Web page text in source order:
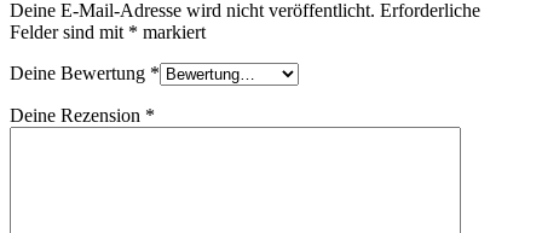
Deine E-Mail-Adresse wird nicht veröffentlicht. Erforderliche
Felder sind mit * markiert
Deine Bewertung *
Deine Rezension *